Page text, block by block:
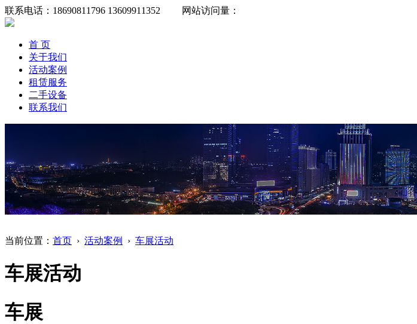
联系电话：18690811796 13609911352 网站访问量：
首 页
关于我们
活动案例
租赁服务
二手设备
联系我们
当前位置： 首页 › 活动案例 › 车展活动
车展活动
车展